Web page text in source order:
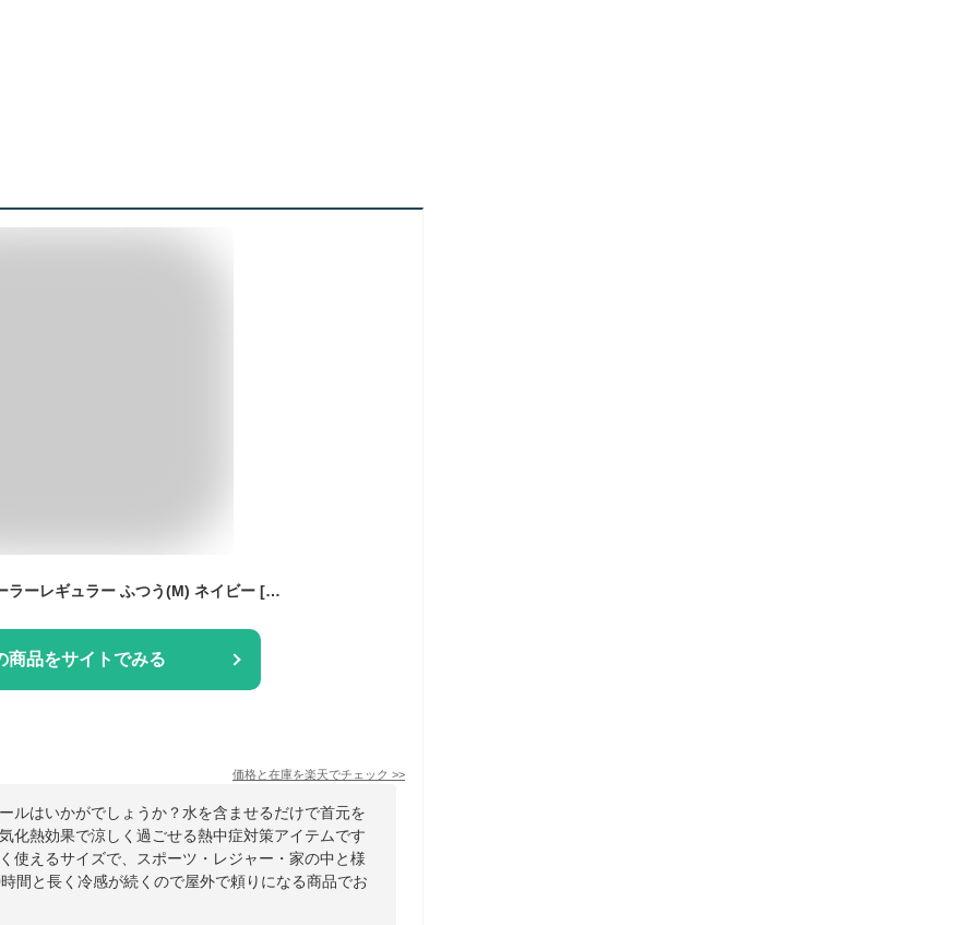
マジクール ネッククーラーレギュラー ふつう(M) ネイビー [DNIMC2M-NB] 熱中症対策 ネッククーラー ひんやり持続20時間 気化熱作用 大作商事 ネッククーラー 大人用 子供用 キッズ レジャー アウトドア ランニング ひんやり
商品をサイトでみる
価格と在庫を楽天でチェック >>
ルはいかがでしょうか？水を含ませるだけで首元を
化熱効果で涼しく過ごせる熱中症対策アイテムです
使えるサイズで、スポーツ・レジャー・家の中と様
間と長く冷感が続くので屋外で頼りになる商品でお